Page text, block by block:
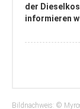
der
informieren
Bildnachweis: ©